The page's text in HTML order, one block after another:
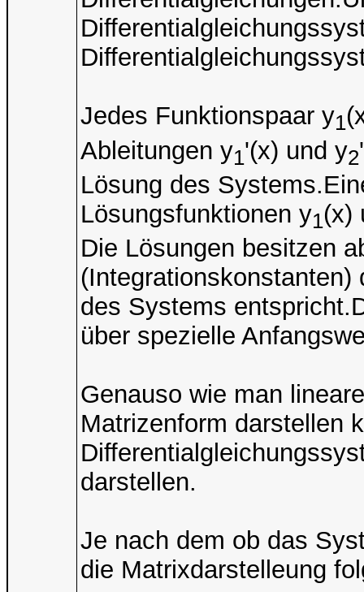
Jedes Funktionspaar y1
Ableitungen y1'(x) und y2
Lösung des
Lösungsfunktionen y1(x)
Die Lösungen besitzen
(Integrationskonstanten)
des Systems
über spezielle
Genauso wie man
Matrizenform darstellen
darstellen.
Je nach dem ob das
die Matrixdarstelleung